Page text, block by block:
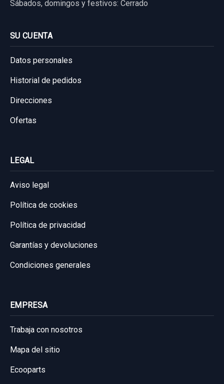
Consultar por whatsapp
CUADRO INSTRUMENTOS 94033J7071
94033J7071
CUADRO INSTRUMENTOS 94033J7071...
KIA XCEED TECH
Ref:897589 OEM:94033J7071
Consultar por whatsapp
26,44 €
Consultar por whatsapp
BRAZO SUSPENSION INFERIOR TRASERO
BRAZO SUSPENSION INFERIOR TRASERO...
KIA XCEED TECH
Garantía 1 año
Ref:
Sábados, domingos y festivos: Cerrado
SU CUENTA
Datos personales
Historial de pedidos
Direcciones
Ofertas
LEGAL
Aviso legal
Política de cookies
Política de privacidad
Garantías y devoluciones
Condiciones generales
EMPRESA
Trabaja con nosotros
Mapa del sitio
Ecooparts